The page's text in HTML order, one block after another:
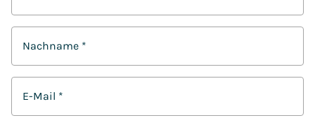
Nachname *
E-Mail *